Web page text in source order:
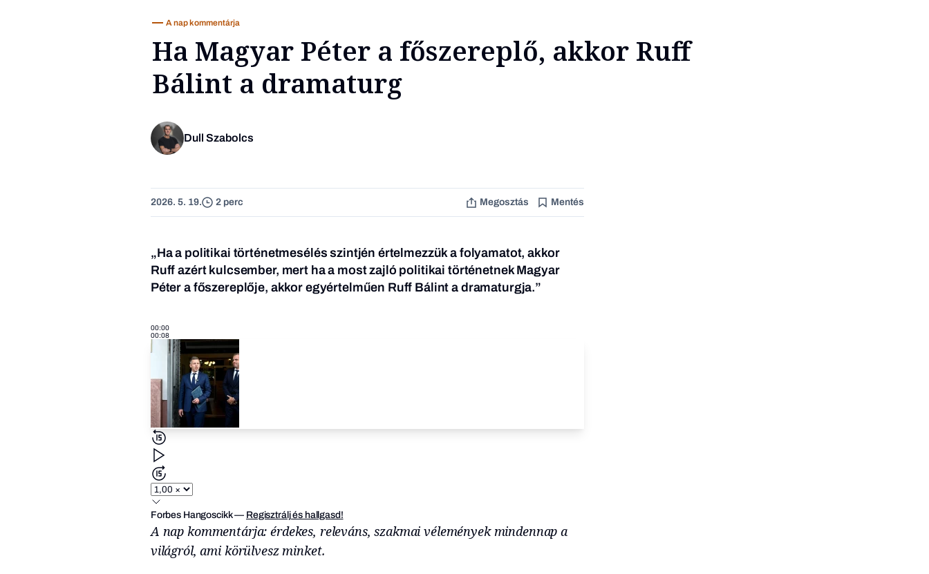
A nap kommentárja
Ha Magyar Péter a főszereplő, akkor Ruff
Bálint a dramaturg
Dull Szabolcs
2026. 5. 19. 2 perc Megosztás Mentés
„Ha a politikai történetmesélés szintjén értelmezzük a folyamatot, akkor
Ruff azért kulcsember, mert ha a most zajló politikai történetnek Magyar
Péter a főszereplője, akkor egyértelműen Ruff Bálint a dramaturgja.”
00:00
00:08
Forbes Hangoscikk— Regisztrálj és hallgasd!
A nap kommentárja: érdekes, releváns, szakmai vélemények mindennap a
világról, ami körülvesz minket.